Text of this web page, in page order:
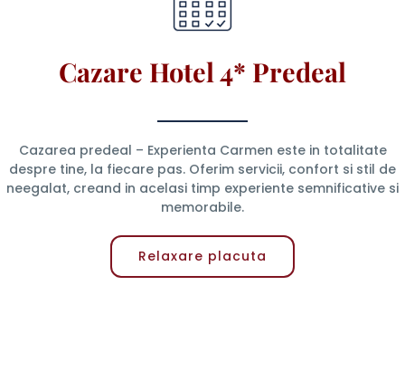
Cazare Hotel 4* Predeal
Cazarea predeal – Experienta Carmen este in totalitate
despre tine, la fiecare pas. Oferim servicii, confort si stil de
neegalat, creand in acelasi timp experiente semnificative si
memorabile.
Relaxare placuta